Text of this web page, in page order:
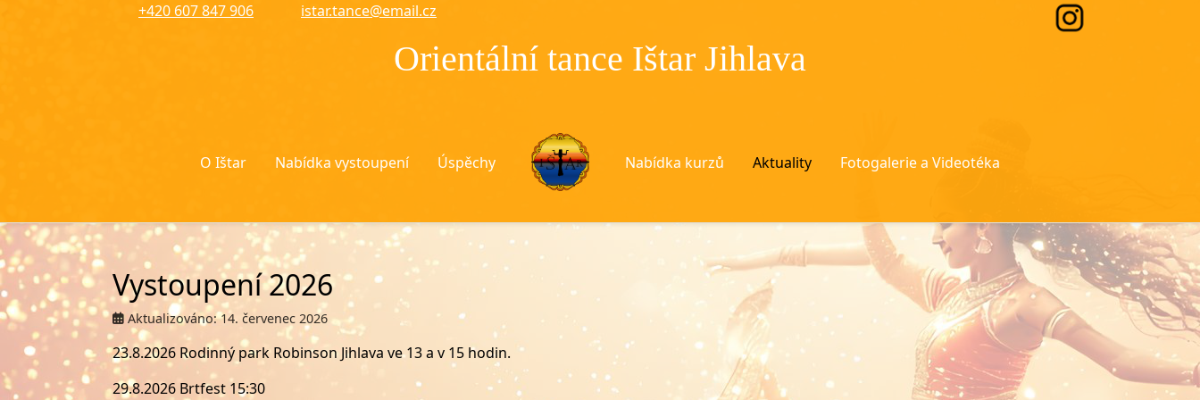
+420 607 847 906 istar.tance@email.cz
Orientální tance Ištar Jihlava
O Ištar Nabídka vystoupení Úspěchy Nabídka kurzů Aktuality Fotogalerie a Videotéka
Vystoupení 2026
Aktualizováno: 14. červenec 2026
23.8.2026 Rodinný park Robinson Jihlava ve 13 a v 15 hodin.
29.8.2026 Brtfest 15:30